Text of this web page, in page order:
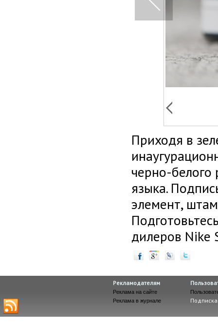
Приходя в
черно-белого
языка.
элемент,
дилеров Nike
Рекламодателям
Реклама на сайте
Реклама в журнале